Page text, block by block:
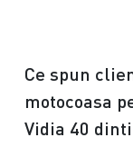
Ce spun
motocoasa
Vidia 40 dinti